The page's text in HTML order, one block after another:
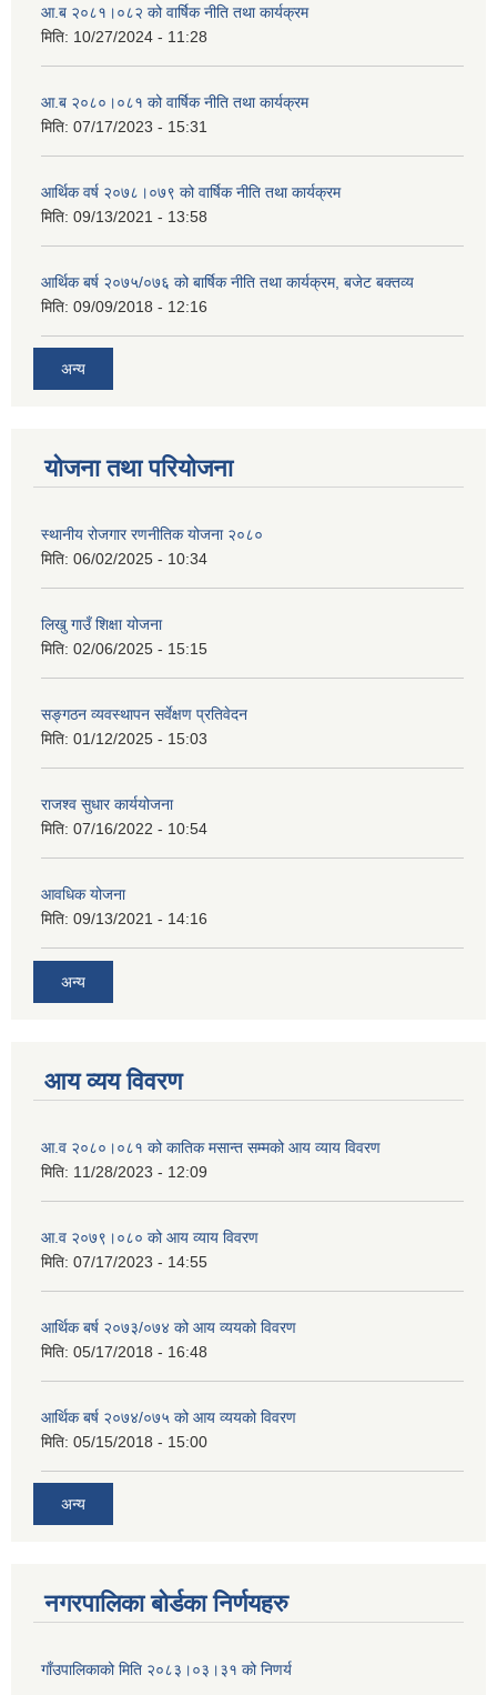
आ.ब २०८१।०८२ को वार्षिक नीति तथा कार्यक्रम
मिति: 10/27/2024 - 11:28
आ.ब २०८०।०८१ को वार्षिक नीति तथा कार्यक्रम
मिति: 07/17/2023 - 15:31
आर्थिक वर्ष २०७८।०७९ को वार्षिक नीति तथा कार्यक्रम
मिति: 09/13/2021 - 13:58
आर्थिक बर्ष २०७५/०७६ को बार्षिक नीति तथा कार्यक्रम, बजेट बक्तव्य
मिति: 09/09/2018 - 12:16
अन्य
योजना तथा परियोजना
स्थानीय रोजगार रणनीतिक योजना २०८०
मिति: 06/02/2025 - 10:34
लिखु गाउँ शिक्षा योजना
मिति: 02/06/2025 - 15:15
सङ्गठन व्यवस्थापन सर्वेक्षण प्रतिवेदन
मिति: 01/12/2025 - 15:03
राजश्व सुधार कार्ययोजना
मिति: 07/16/2022 - 10:54
आवधिक योजना
मिति: 09/13/2021 - 14:16
अन्य
आय व्यय विवरण
आ.व २०८०।०८१ को कातिक मसान्त सम्मको आय व्याय विवरण
मिति: 11/28/2023 - 12:09
आ.व २०७९।०८० को आय व्याय विवरण
मिति: 07/17/2023 - 14:55
आर्थिक बर्ष २०७३/०७४ को आय व्ययको विवरण
मिति: 05/17/2018 - 16:48
आर्थिक बर्ष २०७४/०७५ को आय व्ययको विवरण
मिति: 05/15/2018 - 15:00
अन्य
नगरपालिका बोर्डका निर्णयहरु
गाँउपालिकाको मिति २०८३।०३।३१ को निणर्य